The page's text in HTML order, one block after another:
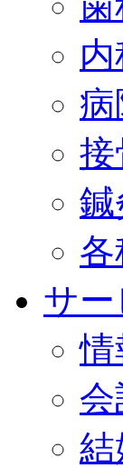
接
鍼
サー
情